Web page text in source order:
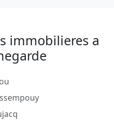
immobilieres a